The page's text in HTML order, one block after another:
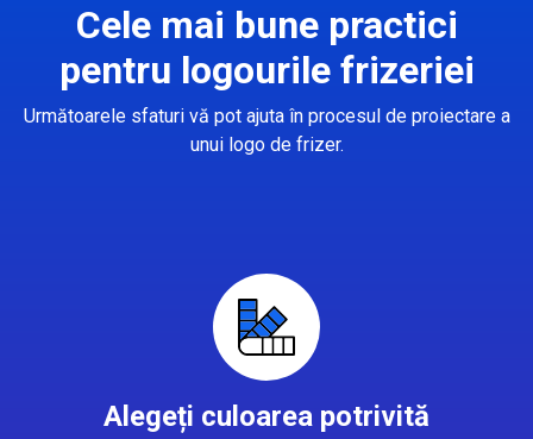
Cele mai bune practici
pentru logourile frizeriei
Următoarele sfaturi vă pot ajuta în procesul de proiectare a
unui logo de frizer.
Alegeți culoarea potrivită